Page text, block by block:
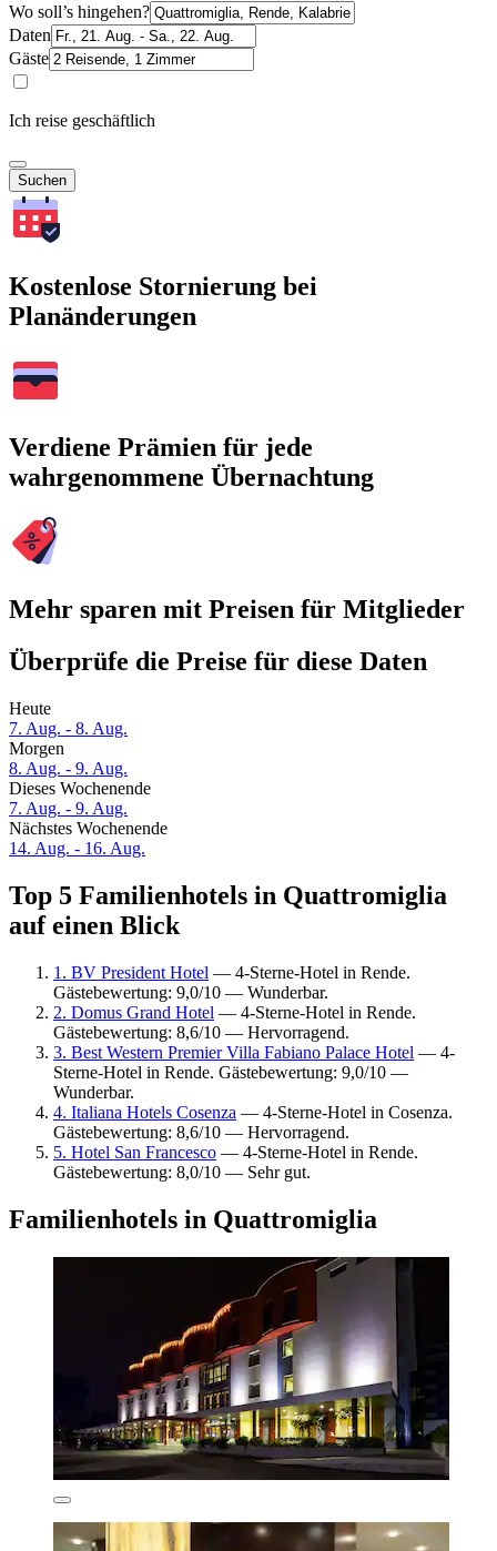
Wo soll’s hingehen?
Daten
Gäste
Ich reise geschäftlich
Suchen
Kostenlose Stornierung bei
Planänderungen
Verdiene Prämien für jede
wahrgenommene Übernachtung
Mehr sparen mit Preisen für Mitglieder
Überprüfe die Preise für diese Daten
Heute
7. Aug. - 8. Aug.
Morgen
8. Aug. - 9. Aug.
Dieses Wochenende
7. Aug. - 9. Aug.
Nächstes Wochenende
14. Aug. - 16. Aug.
Top 5 Familienhotels in Quattromiglia
auf einen Blick
1. BV President Hotel — 4-Sterne-Hotel in Rende.
Gästebewertung: 9,0/10 — Wunderbar.
2. Domus Grand Hotel — 4-Sterne-Hotel in Rende.
Gästebewertung: 8,6/10 — Hervorragend.
3. Best Western Premier Villa Fabiano Palace Hotel — 4-
Sterne-Hotel in Rende. Gästebewertung: 9,0/10 —
Wunderbar.
4. Italiana Hotels Cosenza — 4-Sterne-Hotel in Cosenza.
Gästebewertung: 8,6/10 — Hervorragend.
5. Hotel San Francesco — 4-Sterne-Hotel in Rende.
Gästebewertung: 8,0/10 — Sehr gut.
Familienhotels in Quattromiglia